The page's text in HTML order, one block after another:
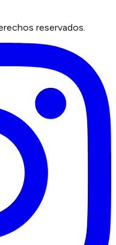
reservados.